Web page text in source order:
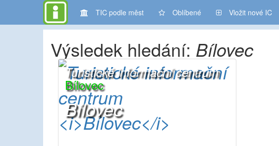
TIC podle měst Oblíbené Vložit nové IC
Výsledek hledání: Bílovec
Turistické informační centrum
Bílovec
Bílovec